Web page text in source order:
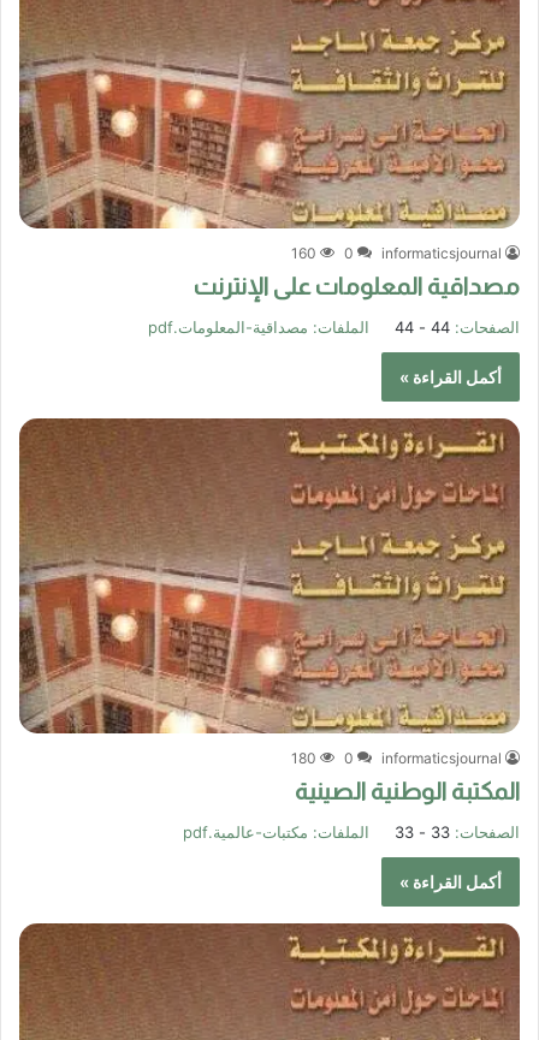
informaticsjournal
0
160
مصداقية المعلومات على الإنترنت
الصفحات: 44 - 44 الملفات: مصداقية-المعلومات.pdf
أكمل القراءة »
informaticsjournal
0
180
المكتبة الوطنية الصينية
الصفحات: 33 - 33 الملفات: مكتبات-عالمية.pdf
أكمل القراءة »